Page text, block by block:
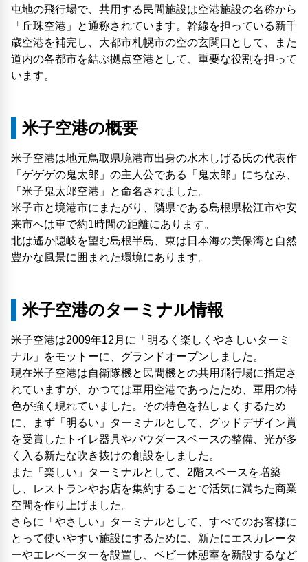
屯地の飛行場で、共用する民間施設は空港施設の名称から
「丘珠空港」と通称されています。幹線を担っている新千
歳空港を補完し、大都市札幌市の空の玄関口として、また
道内の各都市を結ぶ拠点空港として、重要な役割を担って
います。
米子空港の概要
米子空港は地元鳥取県境港市出身の水木しげる氏の代表作
「ゲゲゲの鬼太郎」の主人公である「鬼太郎」にちなみ、
「米子鬼太郎空港」と命名されました。
米子市と境港市にまたがり、隣県である島根県松江市や安
来市へは車で約1時間の距離にあります。
北は遙か隠岐を望む島根半島、東は日本海の美保湾と自然
豊かな風景に囲まれた環境にあります。
米子空港のターミナル情報
米子空港は2009年12月に「明るく楽しくやさしいターミ
ナル」をモットーに、グランドオープンしました。
現在米子空港は自衛隊機と民間機との共用飛行場に指定さ
れていますが、かつては軍用空港であったため、軍用の特
色が強く現れていました。その特色を払しょくするため
に、まず「明るい」ターミナルとして、グッドデザイン賞
を受賞したトイレ器具やパウダースペースの整備、光が多
く入る新たな吹き抜けの創設をしました。
また「楽しい」ターミナルとして、2階スペースを増築
し、レストランやお店を集約することで活気に満ちた商業
空間を作り上げました。
さらに「やさしい」ターミナルとして、すべてのお客様に
とって使いやすい施設にするために、新たにエスカレータ
ーやエレベーターを設置し、ベビー休憩室を新設するなど